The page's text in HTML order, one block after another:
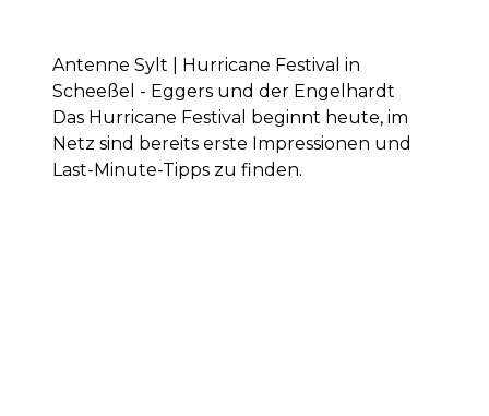
Antenne Sylt | Hurricane Festival in
Scheeßel - Eggers und der Engelhardt
Das Hurricane Festival beginnt heute, im
Netz sind bereits erste Impressionen und
Last-Minute-Tipps zu finden.